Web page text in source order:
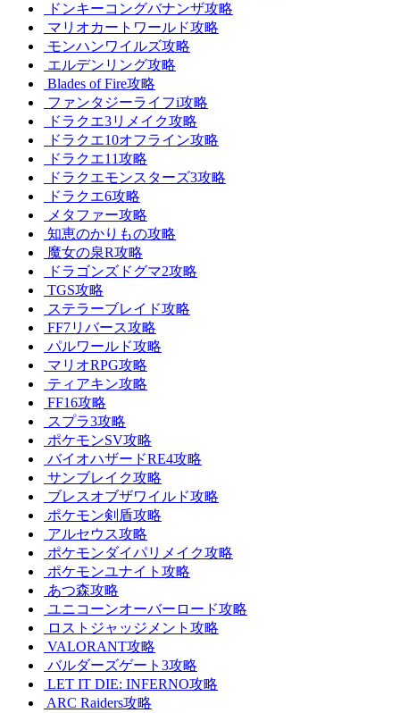
ドンキーコングバナンザ攻略
マリオカートワールド攻略
モンハンワイルズ攻略
エルデンリング攻略
Blades of Fire攻略
ファンタジーライフi攻略
ドラクエ3リメイク攻略
ドラクエ10オフライン攻略
ドラクエ11攻略
ドラクエモンスターズ3攻略
ドラクエ6攻略
メタファー攻略
知恵のかりもの攻略
魔女の泉R攻略
ドラゴンズドグマ2攻略
TGS攻略
ステラーブレイド攻略
FF7リバース攻略
パルワールド攻略
マリオRPG攻略
ティアキン攻略
FF16攻略
スプラ3攻略
ポケモンSV攻略
バイオハザードRE4攻略
サンブレイク攻略
ブレスオブザワイルド攻略
ポケモン剣盾攻略
アルセウス攻略
ポケモンダイパリメイク攻略
ポケモンユナイト攻略
あつ森攻略
ユニコーンオーバーロード攻略
ロストジャッジメント攻略
VALORANT攻略
バルダーズゲート3攻略
LET IT DIE: INFERNO攻略
ARC Raiders攻略